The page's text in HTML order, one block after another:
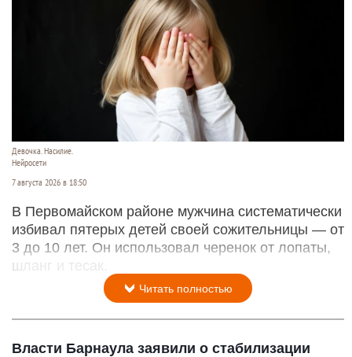
Девочка. Насилие.
Нейросети
7 августа 2026 в 18:50
В Первомайском районе мужчина систематически
избивал пятерых детей своей сожительницы — от
3 до 10 лет. Он использовал черенок от лопаты,
шланг и тесак.
Читать полностью
Власти Барнаула заявили о стабилизации